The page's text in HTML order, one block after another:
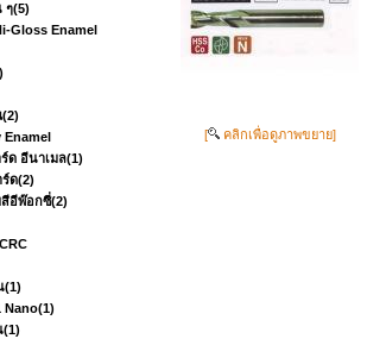
ๆ(5)
Gloss Enamel
(2)
Enamel
ด อีนาเมล(1)
ร์ด(2)
อีพ๊อกซี่(2)
(1)
Nano(1)
(1)
[ คลิกเพื่อดูภาพขยาย]